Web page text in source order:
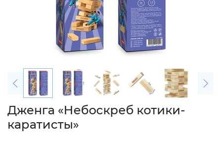
Дженга «Небоскреб котики-
каратисты»